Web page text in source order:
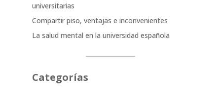
universitarias
Compartir piso, ventajas e inconvenientes
La salud mental en la universidad española
Categorías